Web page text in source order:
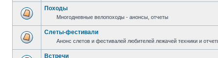
Походы
Многодневные велопоходы - анонсы, отчеты
Слеты-фестивали
Анонс слетов и фестивалей любителей лежачей техники и
Встречи